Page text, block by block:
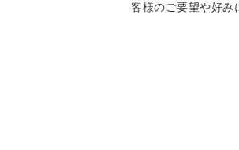
客様のご要望や好み